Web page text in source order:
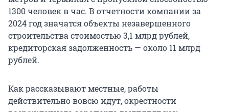
1300 человек в час. В отчетности компании за
2024 год значатся объекты незавершенного
строительства стоимостью 3,1 млрд рублей,
кредиторская задолженность — около 11 млрд
рублей.
Как рассказывают местные, работы
действительно вовсю идут, окрестности